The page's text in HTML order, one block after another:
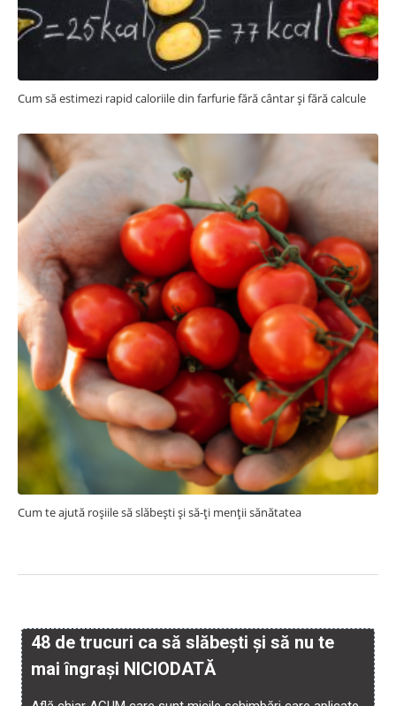
Cum să estimezi rapid caloriile din farfurie fără cântar și fără calcule
Cum te ajută roșiile să slăbești și să-ți menții sănătatea